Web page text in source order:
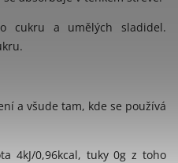
cukru a umělých sladidel.
a všude tam, kde se používá
4kJ/0,96kcal, tuky 0g z toho